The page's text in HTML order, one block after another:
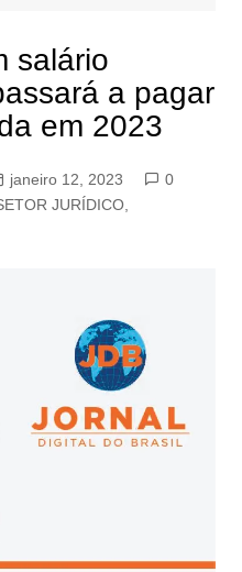
salário
a pagar
em 2023
janeiro 12, 2023
0
JURÍDICO,